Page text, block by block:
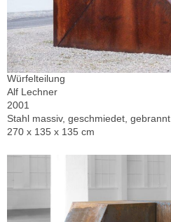
Würfelteilung
Alf Lechner
2001
Stahl massiv, geschmiedet, gebrannt
270 x 135 x 135 cm